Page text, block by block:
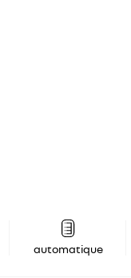
automatique